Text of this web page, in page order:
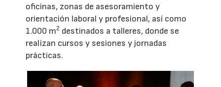
oficinas, zonas de asesoramiento y
orientación laboral y profesional, así como
1.000 m2 destinados a talleres, donde se
realizan cursos y sesiones y jornadas
prácticas.